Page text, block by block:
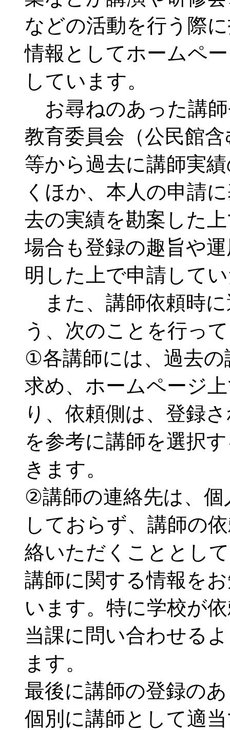
などの活動を行う際
情報としてホームペ
しています。
お尋ねのあった講
教育委員会（公民館
等から過去に講師実
くほか、本人の申請
去の実績を勘案した
場合も登録の趣旨や
明した上で申請して
また、講師依頼時
う、次のことを行っ
①各講師には、過去
求め、ホームページ
り、依頼側は、登録
を参考に講師を選択
きます。
②講師の連絡先は、個
しておらず、講師の
絡いただくこととし
講師に関する情報を
います。特に学校が
当課に問い合わせる
ます。
最後に講師の登録の
個別に講師として適